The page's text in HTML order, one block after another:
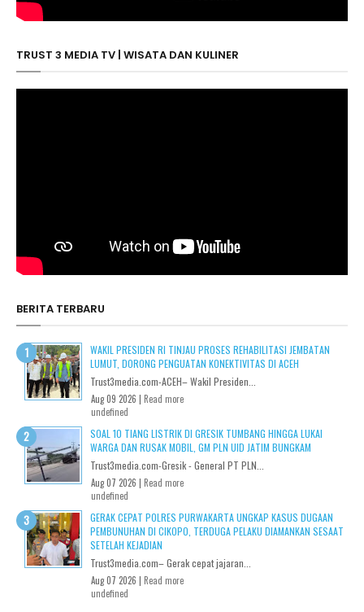
TRUST 3 MEDIA TV | WISATA DAN KULINER
BERITA TERBARU
WAKIL PRESIDEN RI TINJAU PROSES REHABILITASI JEMBATAN
LUMUT, DORONG PENGUATAN KONEKTIVITAS DI ACEH
Trust3media.com-ACEH– Wakil Presiden...
Aug 09 2026 | Read more
undefined
SOAL 10 TIANG LISTRIK DI GRESIK TUMBANG HINGGA LUKAI
WARGA DAN RUSAK MOBIL, GM PLN UID JATIM BUNGKAM
Trust3media.com-Gresik - General PT PLN...
Aug 07 2026 | Read more
undefined
GERAK CEPAT POLRES PURWAKARTA UNGKAP KASUS DUGAAN
PEMBUNUHAN DI CIKOPO, TERDUGA PELAKU DIAMANKAN SESAAT
SETELAH KEJADIAN
Trust3media.com– Gerak cepat jajaran...
Aug 07 2026 | Read more
undefined